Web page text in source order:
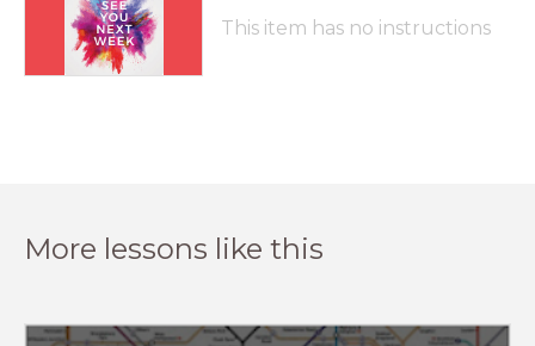
This item has no instructions
More lessons like this